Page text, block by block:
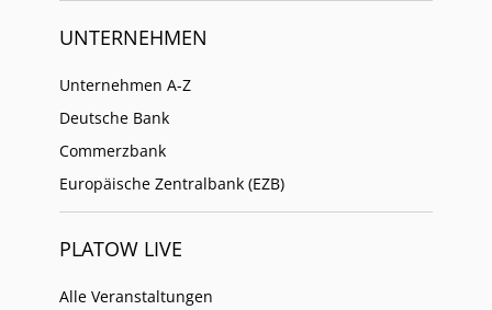
UNTERNEHMEN
Unternehmen A-Z
Deutsche Bank
Commerzbank
Europäische Zentralbank (EZB)
PLATOW LIVE
Alle Veranstaltungen